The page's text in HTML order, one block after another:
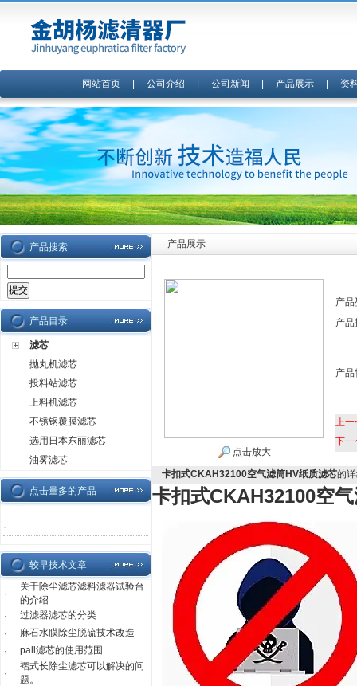
网站首页| 公司介绍 公司新闻 产品展示| 资
产品搜索
产品目录
滤芯
抛丸机滤芯
投料站滤芯
上料机滤芯
不锈钢覆膜滤芯
选用日本东丽滤芯
油雾滤芯
点击量多的产品
·
较早技术文章
·
关于除尘滤芯滤料滤器试验台
的介绍
·
过滤器滤芯的分类
·
麻石水膜除尘脱硫技术改造
·
pall滤芯的使用范围
·
褶式长除尘滤芯可以解决的问
题。
产品展示
点击放大
产品
产品
产品
上一
下一
卡扣式CKAH32100空气滤筒HV纸质滤芯的
卡扣式CKAH32100空